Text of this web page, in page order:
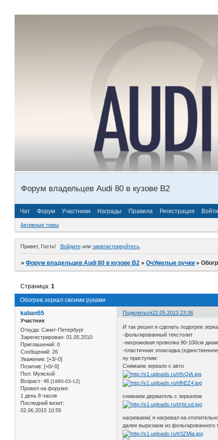
Форум владельцев Audi 80 в кузове В2
Чат Форум Участники Награды Правила Регистрация Войти
Активные темы
Привет, Гость! Войдитеили зарегистрируйтесь.
»Форум владельцев Audi 80 в кузове В2 »ОчУмелые ручки »
Обогрев зеркал своими руками
Страница:1
Поделиться22.05.2013 23:36
kaban55
Участник
Откуда: Санкт-Петербург
Зарегистрирован: 01.05.2010
Приглашений: 0
Сообщений: 26
Уважение: [+3/-0]
Позитив: [+0/-0]
Пол: Мужской
Возраст: 46 [1980-03-12]
Провел на форуме:
1 день 8 часов
Последний визит:
02.06.2015 10:55
И так решил я сделать подогрев
-фольгированный текстолит
-нихромовая проволка 90-100см
-пластичная эпоксидка
ну приступим:
Снимаем зеркало с авто
снимаем держатель с зеркалом
нагреваем( я нагревал на
далее вырезаем из